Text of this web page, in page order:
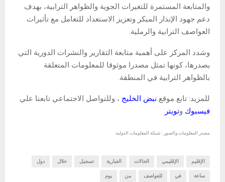
والمتابعة المستمرة للتغيرات الجوية والظواهر الترابية، بهدف
دعم جهود الإنذار المبكر وتعزيز الاستعداد للتعامل مع تأثيرات
العواصف الترابية والرملية.
وشدد المركز على أهمية متابعة التقارير والنشرات الدورية التي
يصدرها، كونها تمثل مصدرا موثوقا للمعلومات المتعلقة
بالظواهر الترابية في المنطقة.
للمزيد: تابع موقع نبض الخليج ، وللتواصل الاجتماعي تابعنا علي
فيسبوك وتويتر
مصدر المعلومات والصور : شبكة المعلومات الدولية
الإقليم الإقليمي الحالات الغبارية تسجيل خلال دول
ساعة في للعواصف من يوم